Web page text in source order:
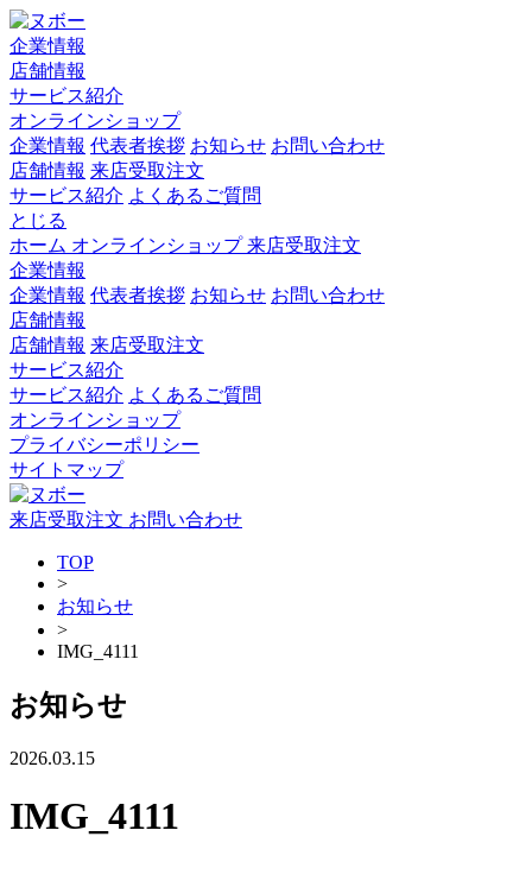
企業情報
店舗情報
サービス紹介
オンラインショップ
企業情報 代表者挨拶 お知らせ お問い合わせ
店舗情報 来店受取注文
サービス紹介 よくあるご質問
とじる
ホーム オンラインショップ来店受取注文
企業情報
企業情報 代表者挨拶 お知らせ お問い合わせ
店舗情報
店舗情報 来店受取注文
サービス紹介
サービス紹介 よくあるご質問
オンラインショップ
プライバシーポリシー
サイトマップ
来店受取注文 お問い合わせ
TOP
>
お知らせ
>
IMG_4111
お知らせ
2026.03.15
IMG_4111